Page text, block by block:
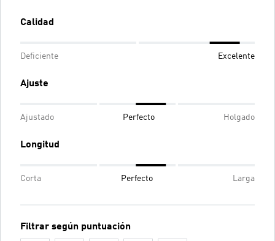
Calidad
Deficiente Excelente
Ajuste
Ajustado Perfecto Holgado
Longitud
Corta Perfecto Larga
Filtrar según puntuación